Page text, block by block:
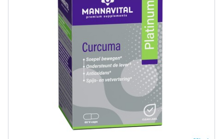
Dieetbeperkingen Bio
Kamertemperatuur (15°C -
25°C)